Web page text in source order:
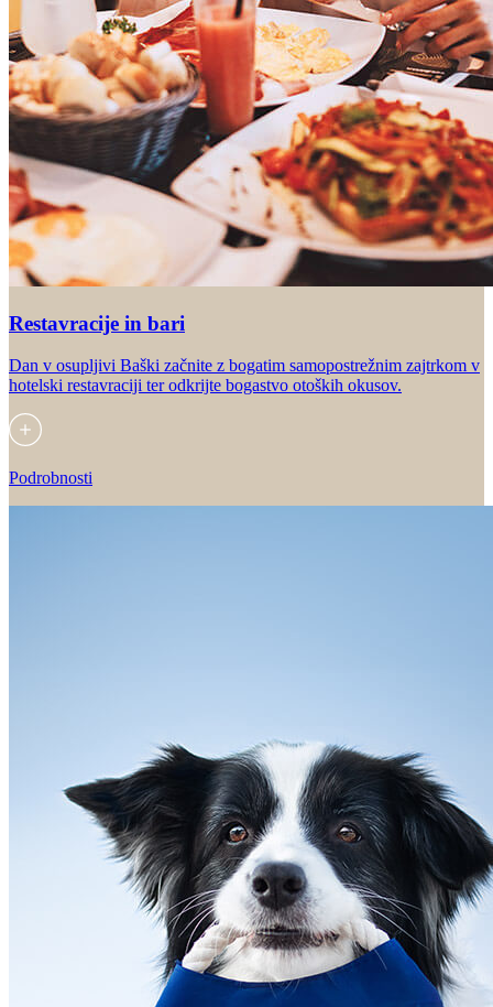
Restavracije in bari
Dan v osupljivi Baški začnite z bogatim samopostrežnim zajtrkom v
hotelski restavraciji ter odkrijte bogastvo otoških okusov.
Podrobnosti